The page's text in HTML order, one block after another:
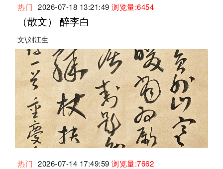
热门 2026-07-18 13:21:49 浏览量:6454
（散文） 醉李白
文\刘江生
热门 2026-07-14 17:49:59 浏览量:7662